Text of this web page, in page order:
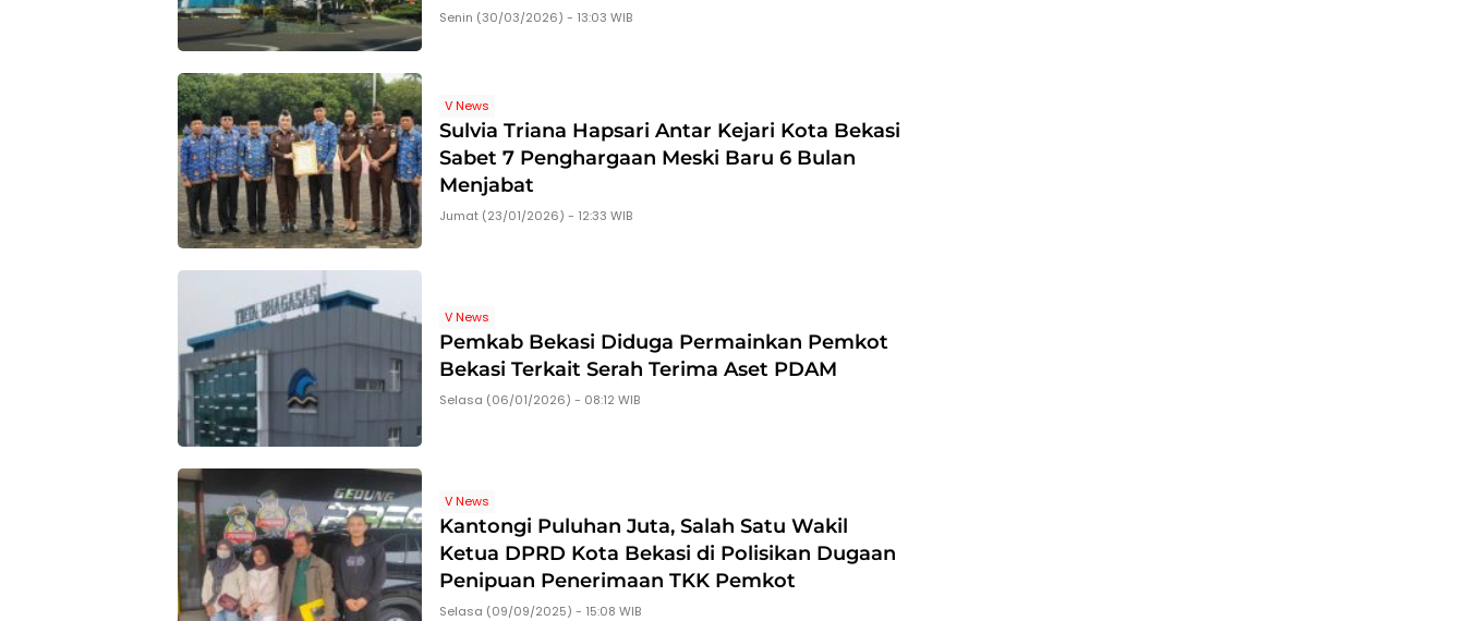
Senin (30/03/2026) - 13:03 WIB
V News
Sulvia Triana Hapsari Antar Kejari Kota Bekasi
Sabet 7 Penghargaan Meski Baru 6 Bulan
Menjabat
Jumat (23/01/2026) - 12:33 WIB
V News
Pemkab Bekasi Diduga Permainkan Pemkot
Bekasi Terkait Serah Terima Aset PDAM
Selasa (06/01/2026) - 08:12 WIB
V News
Kantongi Puluhan Juta, Salah Satu Wakil
Ketua DPRD Kota Bekasi di Polisikan Dugaan
Penipuan Penerimaan TKK Pemkot
Selasa (09/09/2025) - 15:08 WIB